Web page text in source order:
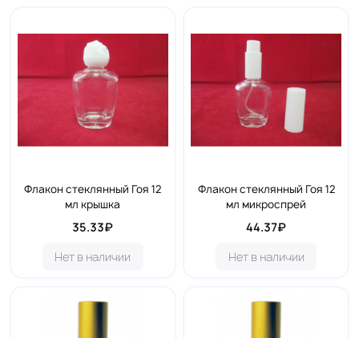
Флакон стеклянный Гоя 12
мл крышка
35.33₽
Нет в наличии
Флакон стеклянный Гоя 12
мл микроспрей
44.37₽
Нет в наличии